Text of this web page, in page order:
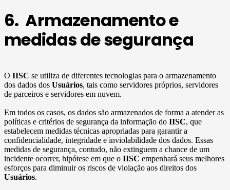
6. Armazenamento e
medidas de segurança
O IISC se utiliza de diferentes tecnologias para o armazenamento
dos dados dos Usuários, tais como servidores próprios, servidores
de parceiros e servidores em nuvem.
Em todos os casos, os dados são armazenados de forma a atender as
políticas e critérios de segurança da informação do IISC, que
estabelecem medidas técnicas apropriadas para garantir a
confidencialidade, integridade e inviolabilidade dos dados. Essas
medidas de segurança, contudo, não extinguem a chance de um
incidente ocorrer, hipótese em que o IISC empenhará seus melhores
esforços para diminuir os riscos de violação aos direitos dos
Usuários.